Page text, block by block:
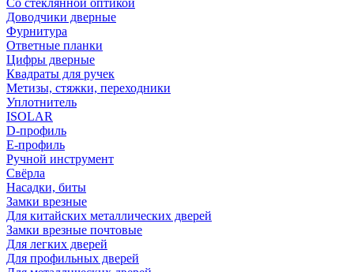
Со стеклянной оптикой
Доводчики дверные
Фурнитура
Ответные планки
Цифры дверные
Квадраты для ручек
Метизы, стяжки, переходники
Уплотнитель
ISOLAR
D-профиль
Е-профиль
Ручной инструмент
Свёрла
Насадки, биты
Замки врезные
Для китайских металлических дверей
Замки врезные почтовые
Для легких дверей
Для профильных дверей